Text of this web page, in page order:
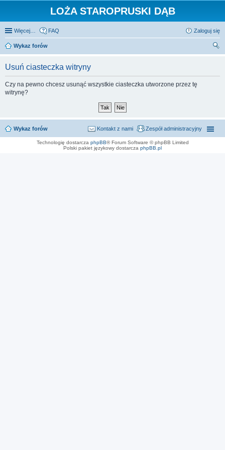
LOŻA STAROPRUSKI DĄB
Więcej… FAQ Zaloguj się
Wykaz forów
Usuń ciasteczka witryny
Czy na pewno chcesz usunąć wszystkie ciasteczka utworzone przez tę
witrynę?
Wykaz forów Zespół administracyjny
Kontakt z nami
Technologię dostarcza phpBB® Forum Software © phpBB Limited
Polski pakiet językowy dostarcza phpBB.pl